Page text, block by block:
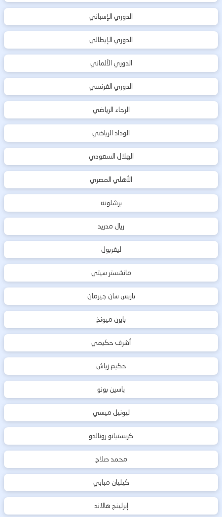
الدوري الإسباني
الدوري الإيطالي
الدوري الألماني
الدوري الفرنسي
الرجاء الرياضي
الوداد الرياضي
الهلال السعودي
الأهلي المصري
برشلونة
ريال مدريد
ليفربول
مانشستر سيتي
باريس سان جيرمان
بايرن ميونخ
أشرف حكيمي
حكيم زياش
ياسين بونو
ليونيل ميسي
كريستيانو رونالدو
محمد صلاح
كيليان مبابي
إيرلينج هالاند